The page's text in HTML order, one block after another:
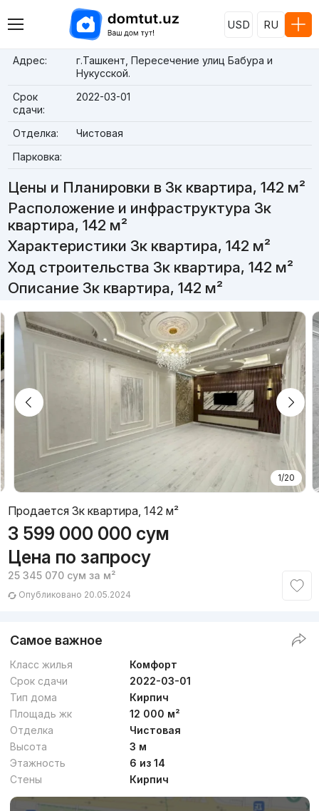
USD RU
Адрес:
г.Ташкент, Пересечение улиц Бабура и
Нукусской.
Срок
сдачи:
2022-03-01
Отделка:
Чистовая
Парковка:
Цены и Планировки в 3к квартира, 142 м²
Расположение и инфраструктура 3к
квартира, 142 м²
Характеристики 3к квартира, 142 м²
Ход строительства 3к квартира, 142 м²
Описание 3к квартира, 142 м²
1/20
Продается 3к квартира, 142 м²
3 599 000 000 сум
Цена по запросу
25 345 070 сум за м²
Опубликовано 20.05.2024
Самое важное
Класс жилья
Комфорт
Срок сдачи
2022-03-01
Тип дома
Кирпич
Площадь жк
12 000 м²
Отделка
Чистовая
Высота
3 м
Этажность
6 из 14
Стены
Кирпич